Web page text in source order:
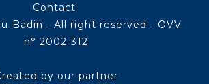
Contact
Badin - All right reserved - OVV
n° 2002-312
by our partner